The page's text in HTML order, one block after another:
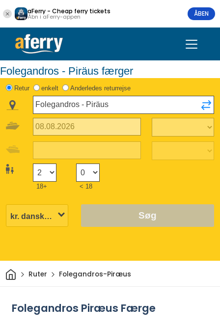
aFerry - Cheap ferry tickets
Åbn i aFerry-appen ÅBEN
Folegandros - Piräus færger
Retur enkelt Anderledes returrejse
18+ < 18
Søg
HjemRuter Folegandros-Piræus
Folegandros Piræus Færge